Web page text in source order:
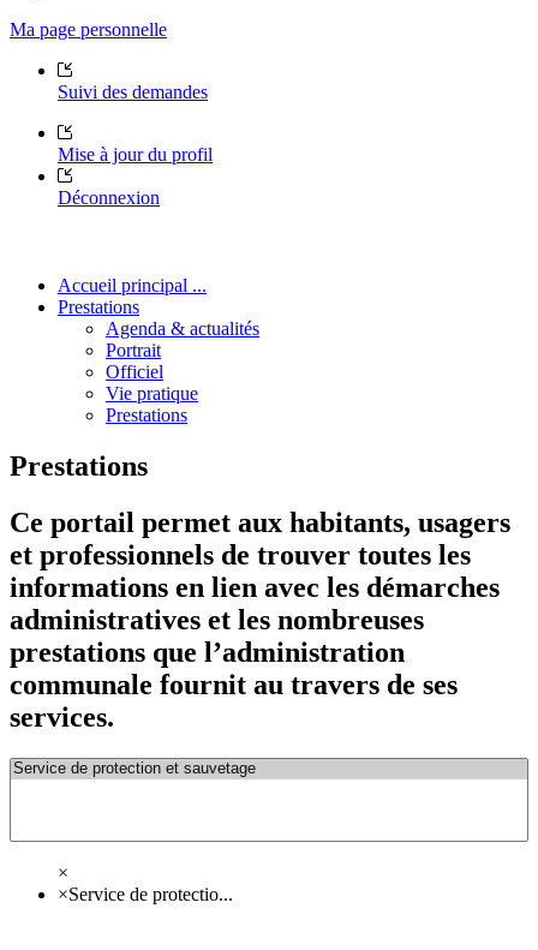
Ma page personnelle
Suivi des demandes
Mise à jour du profil
Déconnexion
Accueil principal ...
Prestations
Agenda & actualités
Portrait
Officiel
Vie pratique
Prestations
Prestations
Ce portail permet aux habitants, usagers
et professionnels de trouver toutes les
informations en lien avec les démarches
administratives et les nombreuses
prestations que l’administration
communale fournit au travers de ses
services.
×
×Service de protectio...